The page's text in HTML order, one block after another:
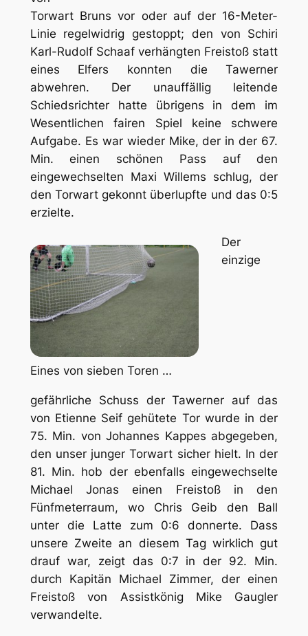
Torwart Bruns vor oder auf der 16-Meter-
Linie regelwidrig gestoppt; den von Schiri
Karl-Rudolf Schaaf verhängten Freistoß statt
eines Elfers konnten die Tawerner
abwehren. Der unauffällig leitende
Schiedsrichter hatte übrigens in dem im
Wesentlichen fairen Spiel keine schwere
Aufgabe. Es war wieder Mike, der in der 67.
Min. einen schönen Pass auf den
eingewechselten Maxi Willems schlug, der
den Torwart gekonnt überlupfte und das 0:5
erzielte.
Eines von sieben Toren …
Der
einzige
gefährliche Schuss der Tawerner auf das
von Etienne Seif gehütete Tor wurde in der
75. Min. von Johannes Kappes abgegeben,
den unser junger Torwart sicher hielt. In der
81. Min. hob der ebenfalls eingewechselte
Michael Jonas einen Freistoß in den
Fünfmeterraum, wo Chris Geib den Ball
unter die Latte zum 0:6 donnerte. Dass
unsere Zweite an diesem Tag wirklich gut
drauf war, zeigt das 0:7 in der 92. Min.
durch Kapitän Michael Zimmer, der einen
Freistoß von Assistkönig Mike Gaugler
verwandelte.